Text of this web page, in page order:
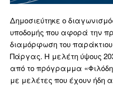
Δημοσιεύτηκε ο
υποδομής που αφορά την
διαμόρφωση του παράκτιου
Πάργας. Η μελέτη ύψους
από το πρόγραμμα
με μελέτες που έχουν ήδη